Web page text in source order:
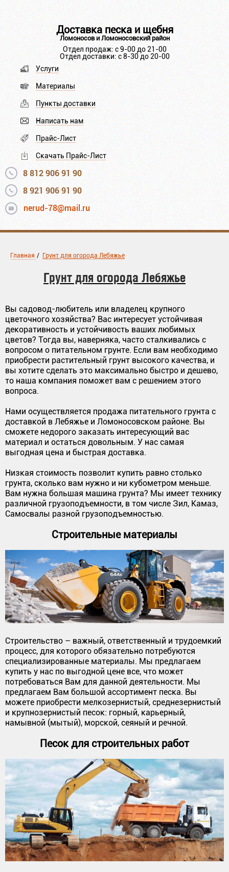
Доставка песка и щебня
Ломоносов и Ломоносовский район
Отдел продаж: с 9-00 до 21-00
Отдел доставки: с 8-30 до 20-00
Услуги
Материалы
Пункты доставки
Написать нам
Прайс-Лист
Скачать Прайс-Лист
8 812 906 91 90
8 921 906 91 90
nerud-78@mail.ru
Главная / Грунт для огорода Лебяжье
Грунт для огорода Лебяжье
Вы садовод-любитель или владелец крупного
цветочного хозяйства? Вас интересует устойчивая
декоративность и устойчивость ваших любимых
цветов? Тогда вы, наверняка, часто сталкивались с
вопросом о питательном грунте. Если вам необходимо
приобрести растительный грунт высокого качества, и
вы хотите сделать это максимально быстро и дешево,
то наша компания поможет вам с решением этого
вопроса.
Нами осуществляется продажа питательного грунта с
доставкой в Лебяжье и Ломоносовском районе. Вы
сможете недорого заказать интересующий вас
материал и остаться довольным. У нас самая
выгодная цена и быстрая доставка.
Низкая стоимость позволит купить равно столько
грунта, сколько вам нужно и ни кубометром меньше.
Вам нужна большая машина грунта? Мы имеет технику
различной грузоподъемности, в том числе Зил, Камаз,
Самосвалы разной грузоподъемностью.
Строительные материалы
Строительство – важный, ответственный и трудоемкий
процесс, для которого обязательно потребуются
специализированные материалы. Мы предлагаем
купить у нас по выгодной цене все, что может
потребоваться Вам для данной деятельности. Мы
предлагаем Вам большой ассортимент песка. Вы
можете приобрести мелкозернистый, среднезернистый
и крупнозернистый песок: горный, карьерный,
намывной (мытый), морской, сеяный и речной.
Песок для строительных работ